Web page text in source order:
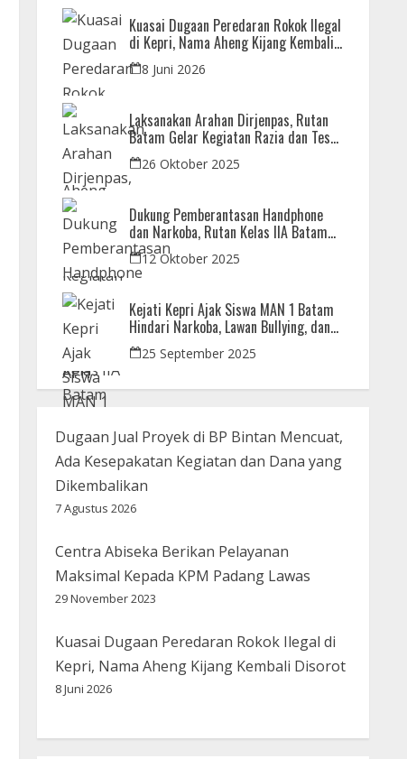
Kuasai Dugaan Peredaran Rokok Ilegal
di Kepri, Nama Aheng Kijang Kembali
Disorot
8 Juni 2026
Laksanakan Arahan Dirjenpas, Rutan
Batam Gelar Kegiatan Razia dan Tes
Urine Bersama APH
26 Oktober 2025
Dukung Pemberantasan Handphone
dan Narkoba, Rutan Kelas IIA Batam
Gelar Razia Bersama Aparat Penegak
Hukum
12 Oktober 2025
Kejati Kepri Ajak Siswa MAN 1 Batam
Hindari Narkoba, Lawan Bullying, dan
Bijak Bermedsos
25 September 2025
Dugaan Jual Proyek di BP Bintan Mencuat,
Ada Kesepakatan Kegiatan dan Dana yang
Dikembalikan
7 Agustus 2026
Centra Abiseka Berikan Pelayanan
Maksimal Kepada KPM Padang Lawas
29 November 2023
Kuasai Dugaan Peredaran Rokok Ilegal di
Kepri, Nama Aheng Kijang Kembali Disorot
8 Juni 2026